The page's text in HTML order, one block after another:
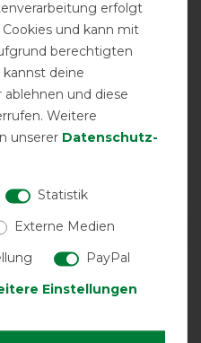
Wallach
Ekzemer. Passt, ist
dich auch
erfolgt
und kann mit
berechtigten
deine
und diese
Weitere
unserer Daten­schutz­
Statistik
Externe Medien
PayPal
Einstellungen